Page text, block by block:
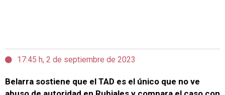
17:45 h, 2 de septiembre de 2023
Belarra sostiene que el TAD es el único que no ve